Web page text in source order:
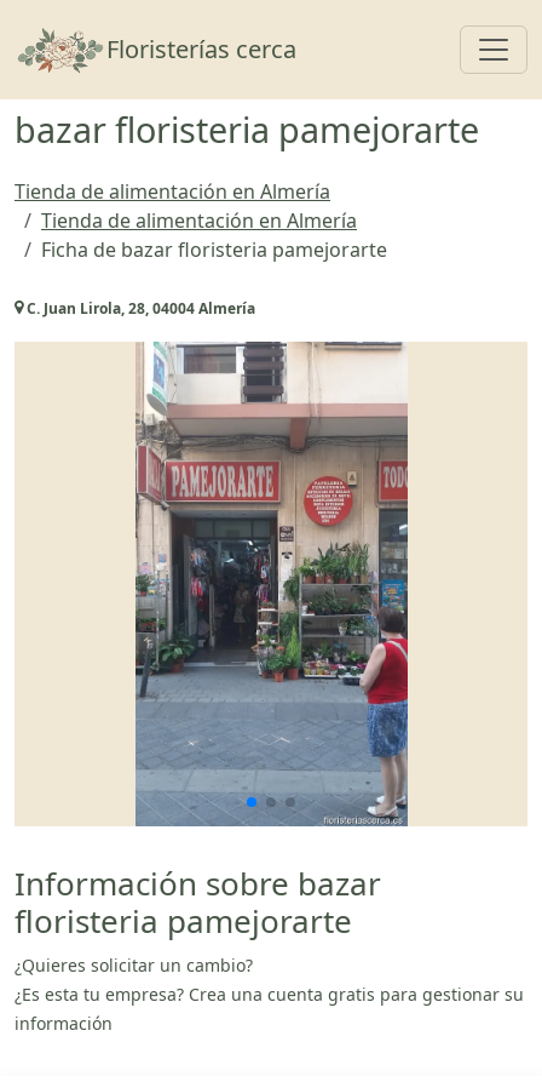
Floristerías cerca
bazar floristeria pamejorarte
Tienda de alimentación en Almería
Tienda de alimentación en Almería
Ficha de bazar floristeria pamejorarte
C. Juan Lirola, 28, 04004 Almería
Información sobre bazar
floristeria pamejorarte
¿Quieres solicitar un cambio?
¿Es esta tu empresa? Crea una cuenta gratis para gestionar su
información